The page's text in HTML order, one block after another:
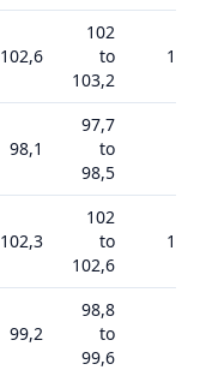
102,6
102
to
103,2
98,1
97,7
to
98,5
102,3
102
to
102,6
99,2
98,8
to
99,6